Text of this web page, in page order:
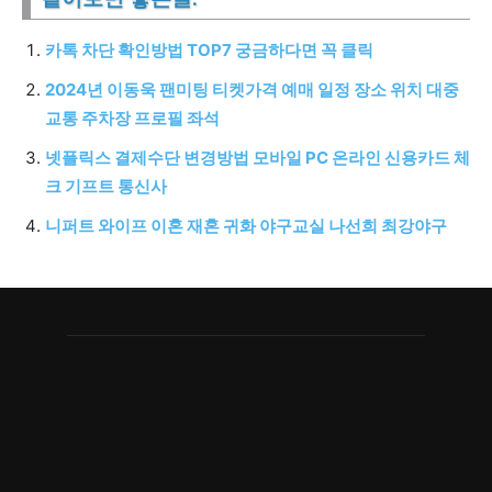
카톡 차단 확인방법 TOP7 궁금하다면 꼭 클릭
2024년 이동욱 팬미팅 티켓가격 예매 일정 장소 위치 대중
교통 주차장 프로필 좌석
넷플릭스 결제수단 변경방법 모바일 PC 온라인 신용카드 체
크 기프트 통신사
니퍼트 와이프 이혼 재혼 귀화 야구교실 나선희 최강야구